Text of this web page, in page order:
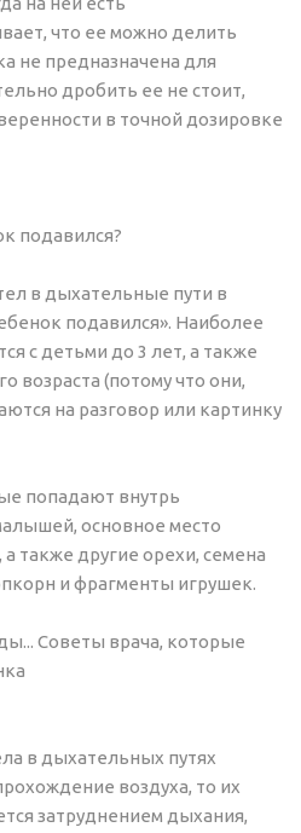
что ее можно делить
не предназначена для
дробить ее не стоит,
в точной дозировке
подавился?
в дыхательные пути в
подавился». Наиболее
с детьми до 3 лет, а также
возраста (потому что они,
на разговор или картинку
попадают внутрь
основное место
а также другие орехи, семена
и фрагменты игрушек.
Cоветы врача, которые
в дыхательных путях
воздуха, то их
затруднением дыхания,